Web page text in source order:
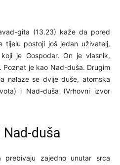
gita (13.23) kaže da pored
tijelu postoji još jedan uživatelj,
je Gospodar. On je vlasnik,
je kao Nad-duša. Drugim
nalaze se dvije duše, atomska
i Nad-duša (Vrhovni izvor
duša
zajedno unutar srca